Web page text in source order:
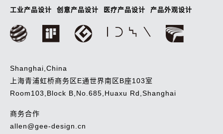
工业产品设计 创意产品设计 医疗产品设计 产品外观设计
Shanghai,China
上海青浦虹桥商务区E通世界南区B座103室
Room103,Block B,No.685,Huaxu Rd,Shanghai
商务合作
allen@gee-design.cn